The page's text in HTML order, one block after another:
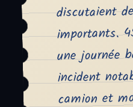
discutaient
importants.
une journée
incident
camion et